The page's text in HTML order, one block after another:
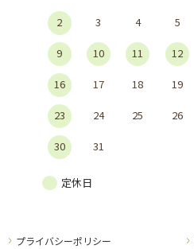
2 3 4 5
9 10 11 12
16 17 18 19
23 24 25 26
30 31
定休日
プライバシーポリシー